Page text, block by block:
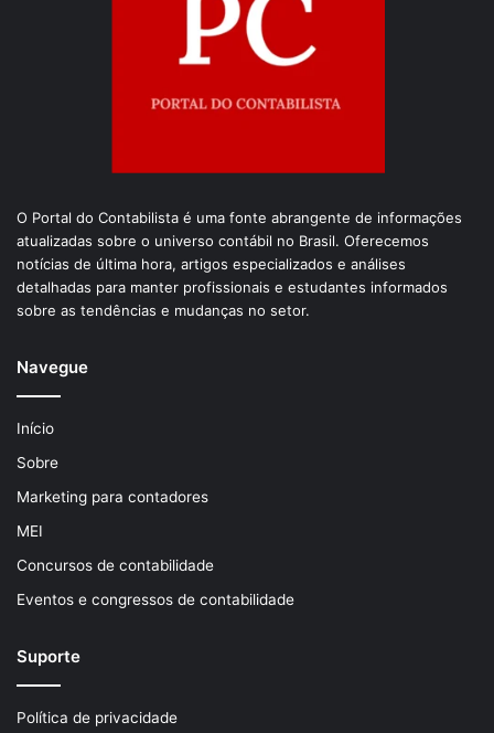
O Portal do Contabilista é uma fonte abrangente de informações
atualizadas sobre o universo contábil no Brasil. Oferecemos
notícias de última hora, artigos especializados e análises
detalhadas para manter profissionais e estudantes informados
sobre as tendências e mudanças no setor.
Navegue
Início
Sobre
Marketing para contadores
MEI
Concursos de contabilidade
Eventos e congressos de contabilidade
Suporte
Política de privacidade